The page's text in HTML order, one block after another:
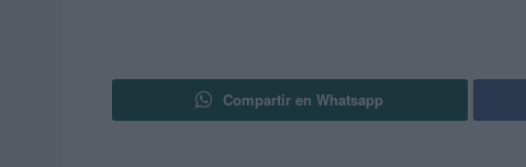
Compartir en Whatsapp